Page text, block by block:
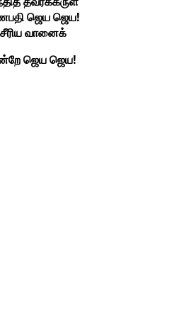
ஜெய ஜெய!
சீரிய வானைக்
ஜெய ஜெய!